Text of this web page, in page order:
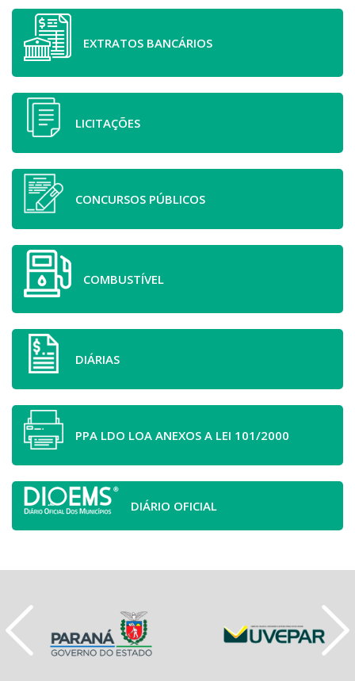
EXTRATOS BANCÁRIOS
LICITAÇÕES
CONCURSOS PÚBLICOS
COMBUSTÍVEL
DIÁRIAS
PPA LDO LOA ANEXOS A LEI 101/2000
DIÁRIO OFICIAL